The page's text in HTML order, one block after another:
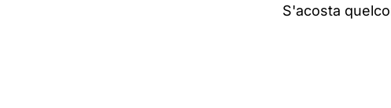
S'acosta